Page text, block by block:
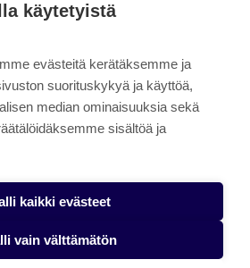
käytetyistä
evästeitä kerätäksemme ja
suorituskykyä ja käyttöä,
median ominaisuuksia sekä
sisältöä ja
kaikki evästeet
vain välttämätön